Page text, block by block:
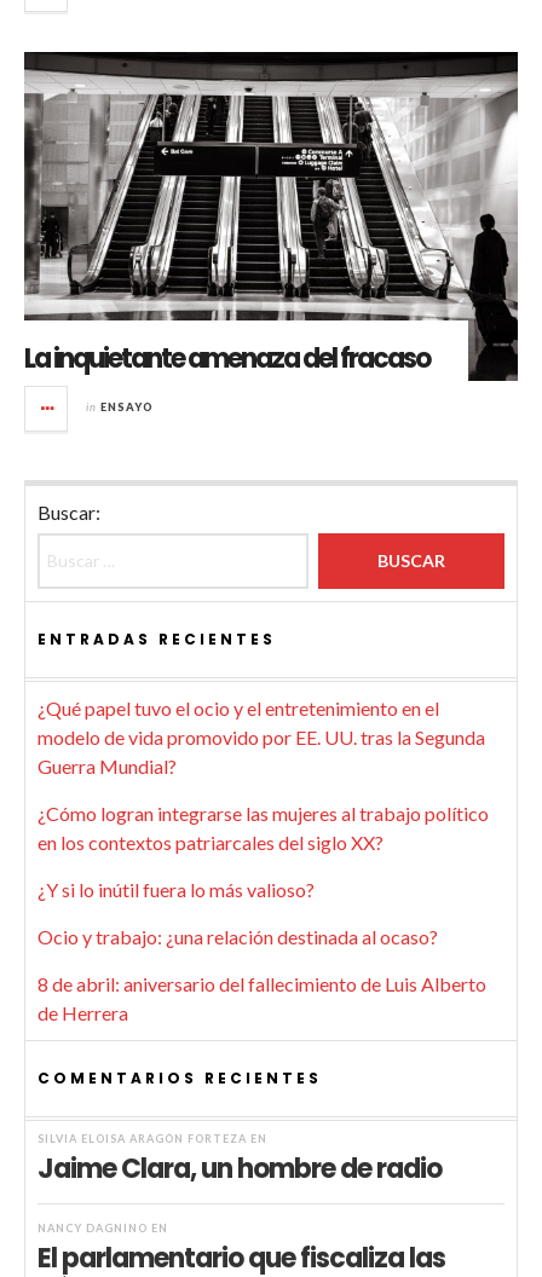
La inquietante amenaza del fracaso
in ENSAYO
Buscar:
ENTRADAS RECIENTES
¿Qué papel tuvo el ocio y el entretenimiento en el
modelo de vida promovido por EE. UU. tras la Segunda
Guerra Mundial?
¿Cómo logran integrarse las mujeres al trabajo político
en los contextos patriarcales del siglo XX?
¿Y si lo inútil fuera lo más valioso?
Ocio y trabajo: ¿una relación destinada al ocaso?
8 de abril: aniversario del fallecimiento de Luis Alberto
de Herrera
COMENTARIOS RECIENTES
SILVIA ELOISA ARAGÓN FORTEZA EN
Jaime Clara, un hombre de radio
NANCY DAGNINO EN
El parlamentario que fiscaliza las